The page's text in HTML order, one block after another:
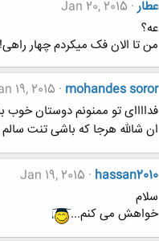
عطار Jan 20, 2015
عه؟
من تا الان فک میکردم چهار
mohandes soror
19, 2015
فداااای تو ممنونم دوستان
ان شالله هرجا که باشی تنت
hassan2010
Jan 19, 2015
سلام
خواهش می کنم...